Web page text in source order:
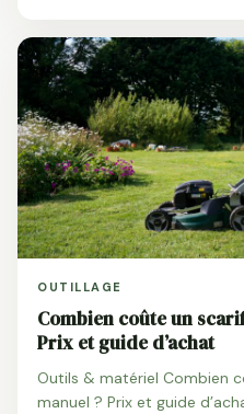
OUTILLAGE
Combien coûte un
Prix et guide d’achat
Outils & matériel Combien
manuel ? Prix et guide